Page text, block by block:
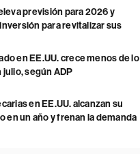
previsión para 2026 y
para revitalizar sus
en EE.UU. crece menos de lo
según ADP
en EE.UU. alcanzan su
en un año y frenan la demanda